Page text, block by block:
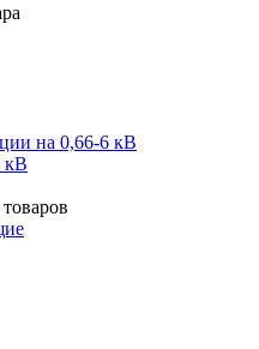
на 0,66-6 кВ
кВ